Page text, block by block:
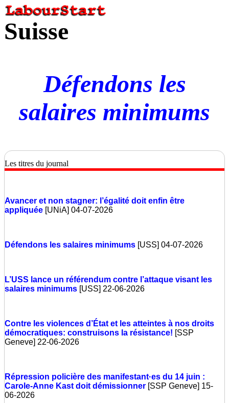
Suisse
Défendons les
salaires minimums
Les titres du journal
Avancer et non stagner: l’égalité doit enfin être
appliquée [UNiA] 04-07-2026
Défendons les salaires minimums [USS] 04-07-2026
L’USS lance un référendum contre l’attaque visant les
salaires minimums [USS] 22-06-2026
Contre les violences d’État et les atteintes à nos droits
démocratiques: construisons la résistance! [SSP
Geneve] 22-06-2026
Répression policière des manifestant·es du 14 juin :
Carole-Anne Kast doit démissionner [SSP Geneve] 15-
06-2026